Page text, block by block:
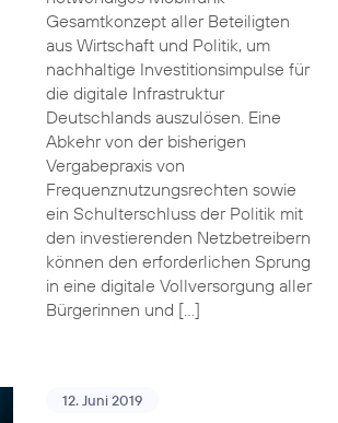
Gesamtkonzept aller Beteiligten
aus Wirtschaft und Politik, um
nachhaltige Investitionsimpulse für
die digitale Infrastruktur
Deutschlands auszulösen. Eine
Abkehr von der bisherigen
Vergabepraxis von
Frequenznutzungsrechten sowie
ein Schulterschluss der Politik mit
den investierenden Netzbetreibern
können den erforderlichen Sprung
in eine digitale Vollversorgung aller
Bürgerinnen und […]
12. Juni 2019